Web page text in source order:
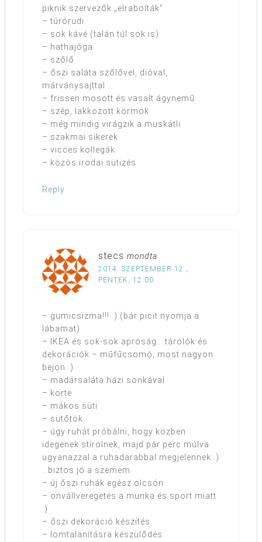
piknik szervezők „elrabolták”
– túrórudi
– sok kávé (talán túl sok is)
– hathajóga
– szőlő
– őszi saláta szőlővel, dióval,
márványsajttal
– frissen mosott és vasalt ágynemű
– szép, lakkozott körmök
– még mindig virágzik a muskátli
– szakmai sikerek
– vicces kollegák
– közös irodai sütizés
Reply
stecs mondta
2014. SZEPTEMBER 12.,
PÉNTEK, 12:00
– gumicsizma!!! :) (bár picit nyomja a
lábamat)
– IKEA és sok-sok apróság… tárolók és
dekorációk – műfűcsomó, most nagyon
bejön :)
– madársaláta házi sonkával
– körte
– mákos süti
– sütőtök
– úgy ruhát próbálni, hogy közben
idegenek stírölnek, majd pár perc múlva
ugyanazzal a ruhadarabbal megjelennek :)
…biztos jó a szemem
– új őszi ruhák egész olcsón
– önvállveregetés a munka és sport miatt
:)
– őszi dekoráció készítés
– lomtalanításra készülődés